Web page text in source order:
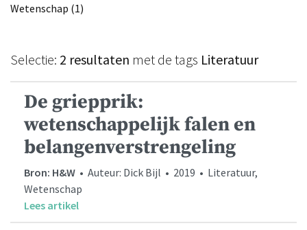
Wetenschap (1)
Selectie: 2 resultaten met de tags Literatuur
De griepprik:
wetenschappelijk falen en
belangenverstrengeling
Bron: H&W • Auteur: Dick Bijl • 2019 • Literatuur,
Wetenschap
Lees artikel